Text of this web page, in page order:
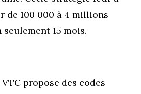
de 100 000 à 4 millions
15 mois.
propose des codes